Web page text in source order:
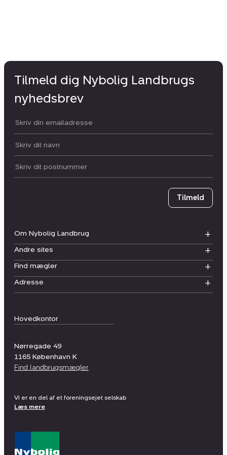
Hovedkontor
Nørregade 49
1165 København K
Find landbrugsmægler
Om Nybolig Landbrug
Andre sites
Find mægler
Adresse
Tilmeld dig Nybolig Landbrugs
nyhedsbrev
Din email:
Dit navn:
Postnummer
Tilmeld
Vi er en del af et foreningsejet selskab
Læs mere